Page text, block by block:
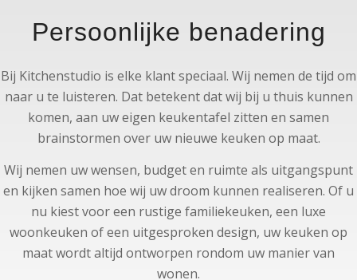
Persoonlijke benadering
Bij Kitchenstudio is elke klant speciaal. Wij nemen de tijd om
naar u te luisteren. Dat betekent dat wij bij u thuis kunnen
komen, aan uw eigen keukentafel zitten en samen
brainstormen over uw nieuwe keuken op maat.
Wij nemen uw wensen, budget en ruimte als uitgangspunt
en kijken samen hoe wij uw droom kunnen realiseren. Of u
nu kiest voor een rustige familiekeuken, een luxe
woonkeuken of een uitgesproken design, uw keuken op
maat wordt altijd ontworpen rondom uw manier van
wonen.